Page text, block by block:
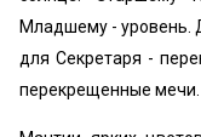
Младшему - уровень.
для Секретаря -
перекрещенные мечи.